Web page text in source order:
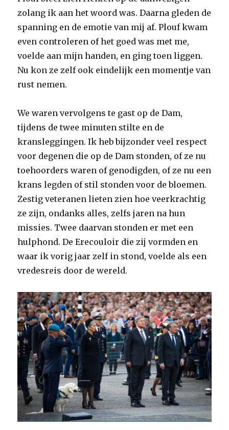
zolang ik aan het woord was. Daarna gleden de
spanning en de emotie van mij af. Plouf kwam
even controleren of het goed was met me,
voelde aan mijn handen, en ging toen liggen.
Nu kon ze zelf ook eindelijk een momentje van
rust nemen.
We waren vervolgens te gast op de Dam,
tijdens de twee minuten stilte en de
kransleggingen. Ik heb bijzonder veel respect
voor degenen die op de Dam stonden, of ze nu
toehoorders waren of genodigden, of ze nu een
krans legden of stil stonden voor de bloemen.
Zestig veteranen lieten zien hoe veerkrachtig
ze zijn, ondanks alles, zelfs jaren na hun
missies. Twee daarvan stonden er met een
hulphond. De Erecouloir die zij vormden en
waar ik vorig jaar zelf in stond, voelde als een
vredesreis door de wereld.